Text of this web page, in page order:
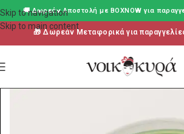
Skip to navigation
Skip to main content
🚚 Δωρεάν Aποστολή με BOXNOW για
🎁 Δωρεάν Μεταφορικά για